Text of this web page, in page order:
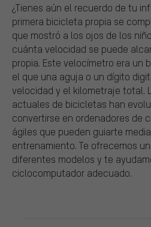
¿Tienes aún el recuerdo de tu
primera bicicleta propia se
que mostró a los ojos de los
cuánta velocidad se puede
propia. Este velocímetro era un
el que una aguja o un dígito
velocidad y el kilometraje total.
actuales de bicicletas han
convertirse en ordenadores de
ágiles que pueden guiarte
entrenamiento. Te ofrecemos
diferentes modelos y te
ciclocomputador adecuado.